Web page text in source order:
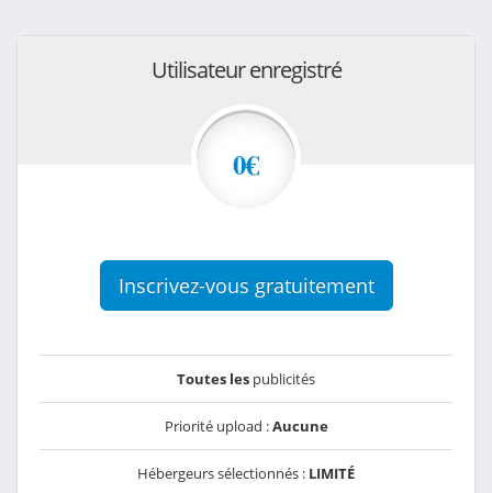
Utilisateur enregistré
0€
Inscrivez-vous gratuitement
Toutes les publicités
Priorité upload :Aucune
Hébergeurs sélectionnés : LIMITÉ